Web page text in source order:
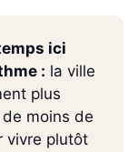
ici
: la ville
plus
de moins de
vivre plutôt